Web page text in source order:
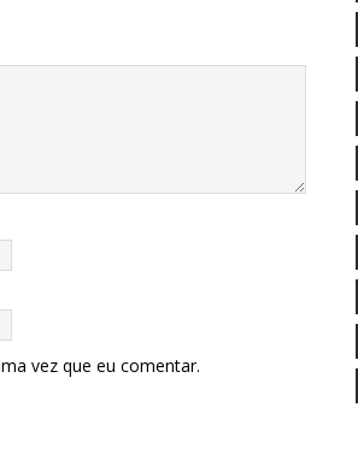
vez que eu comentar.